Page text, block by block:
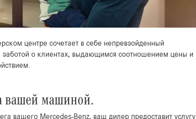
центре сочетает в себе непревзойденный
заботой о клиентах, выдающимся соотношением цены и
вашей машиной.
вашего Mercedes-Benz, ваш дилер предоставит услугу